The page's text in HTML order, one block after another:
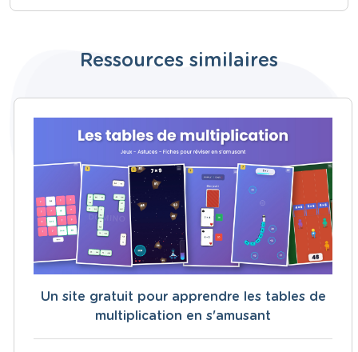
Ressources similaires
Un site gratuit pour apprendre les tables de
multiplication en s'amusant